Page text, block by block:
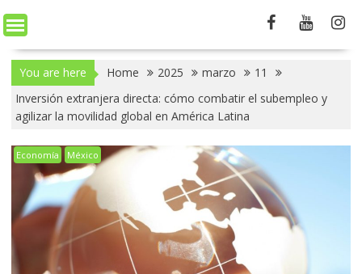
You are here Home 2025 marzo
11
Inversión extranjera directa: cómo combatir el subempleo y
agilizar la movilidad global en América Latina
Economía México